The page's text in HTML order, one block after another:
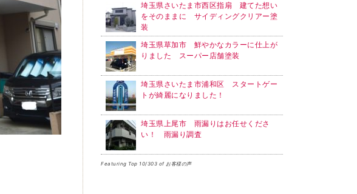
埼玉県さいたま市西区指扇 建てた想い
をそのままに サイディングクリアー塗
装
埼玉県草加市 鮮やかなカラーに仕上が
りました スーパー店舗塗装
埼玉県さいたま市浦和区 スタートゲー
トが綺麗になりました！
埼玉県上尾市 雨漏りはお任せくださ
い！ 雨漏り調査
Featuring Top 10/303 of お客様の声